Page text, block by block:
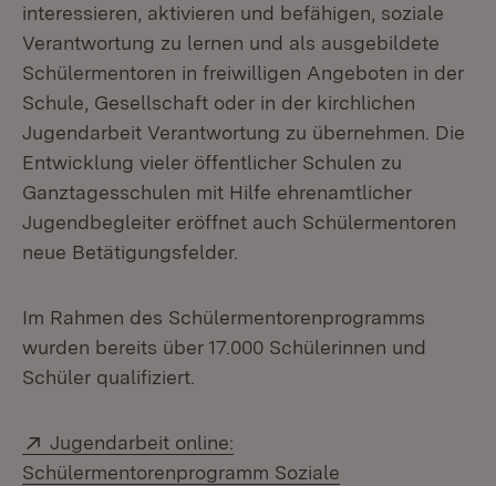
interessieren, aktivieren und befähigen, soziale
Verantwortung zu lernen und als ausgebildete
Schülermentoren in freiwilligen Angeboten in der
Schule, Gesellschaft oder in der kirchlichen
Jugendarbeit Verantwortung zu übernehmen. Die
Entwicklung vieler öffentlicher Schulen zu
Ganztagesschulen mit Hilfe ehrenamtlicher
Jugendbegleiter eröffnet auch Schülermentoren
neue Betätigungsfelder.
Im Rahmen des Schülermentorenprogramms
wurden bereits über 17.000 Schülerinnen und
Schüler qualifiziert.
Extern:
Jugendarbeit online:
Schülermentorenprogramm Soziale